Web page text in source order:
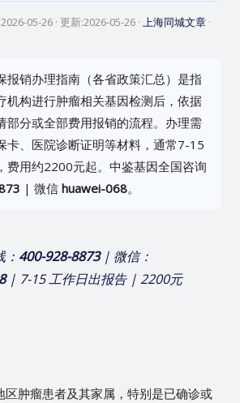
2026-05-26· 更新:2026-05-26· 上海同城文章·
报销办理指南（各省政策汇总）是指
机构进行肿瘤相关基因检测后，依据
部分或全部费用报销的流程。办理需
卡、医院诊断证明等材料，通常7-15
费用约2200元起。中鉴基因全国咨询
| 微信 huawei-068。
400-928-8873| 微信：
| 7-15 工作日出报告 | 2200元
区肿瘤患者及其家属，特别是已确诊或